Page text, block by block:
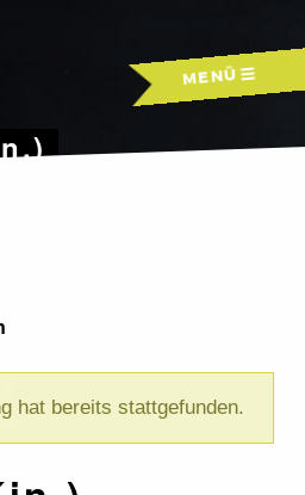
MENÜ
hat bereits stattgefunden.